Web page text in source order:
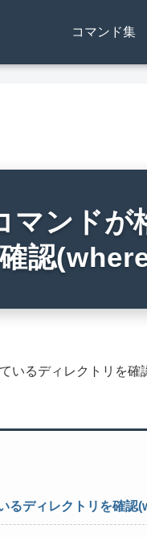
コマンド集
マンド
認
いるディレクトリを
るディレクトリを確認